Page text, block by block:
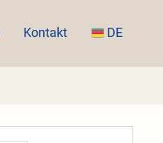
Kontakt DE